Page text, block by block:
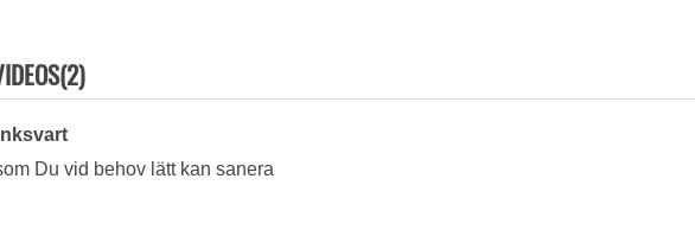
Du vid behov lätt kan sanera